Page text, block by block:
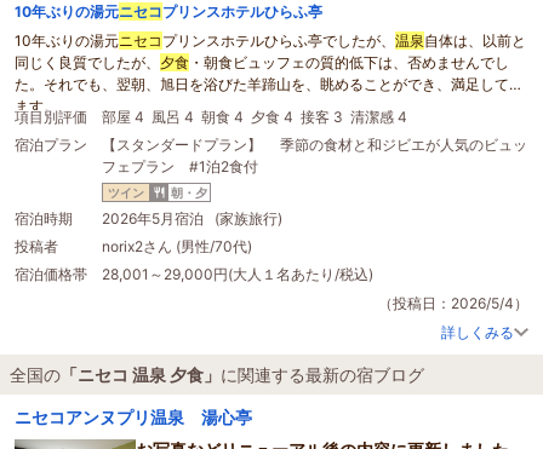
10年ぶりの湯元ニセコプリンスホテルひらふ亭
10年ぶりの湯元ニセコ プリンスホテルひらふ亭でしたが、 温泉自体は、以前と
同じく良質でしたが、 夕食 ・朝食ビュッフェの質的低下は、否めませんでし
た。それでも、翌朝、旭日を浴びた羊蹄山を、眺めることができ、満足してい
ます。
項目別評価 部屋 4 風呂 4 朝食 4 夕食 4 接客 3 清潔感 4
宿泊プラン
【スタンダードプラン】 季節の食材と和ジビエが人気のビュッ
フェプラン #1泊2食付
ツイン 朝・夕
宿泊時期
2026年5月宿泊 (家族旅行)
投稿者
norix2さん (男性/70代)
宿泊価格帯
28,001～29,000円(大人１名あたり/税込)
（投稿日：2026/5/4）
詳しくみる
全国の 「ニセコ 温泉 夕食」 に関連する最新の宿ブログ
ニセコアンヌプリ温泉 湯心亭